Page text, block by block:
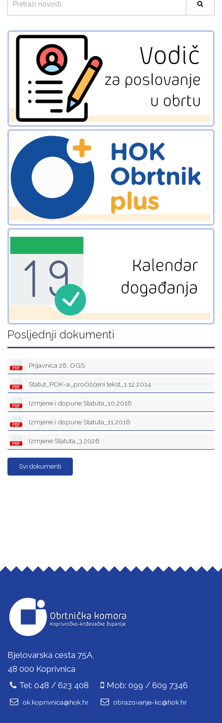
Posljednji dokumenti
Prijavnica 28. OGS
Statut_POK-a_pročišćeni tekst_1.12.2014
Izmjene i dopune Statuta_10.2016
Izmjene i dopune Statuta_11.2016
Izmjene Statuta_3.2026
Svi dokumenti
Bjelovarska cesta 75A,
48 000 Koprivnica
Tel: 048 / 623 408
Mob: 099 / 609 7346
ok.koprivnica@hok.hr obrazovanje-kc@hok.hr